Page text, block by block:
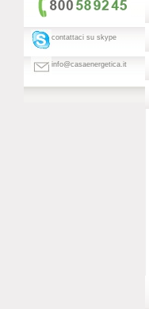
contattaci su skype
info@casaenergetica.it